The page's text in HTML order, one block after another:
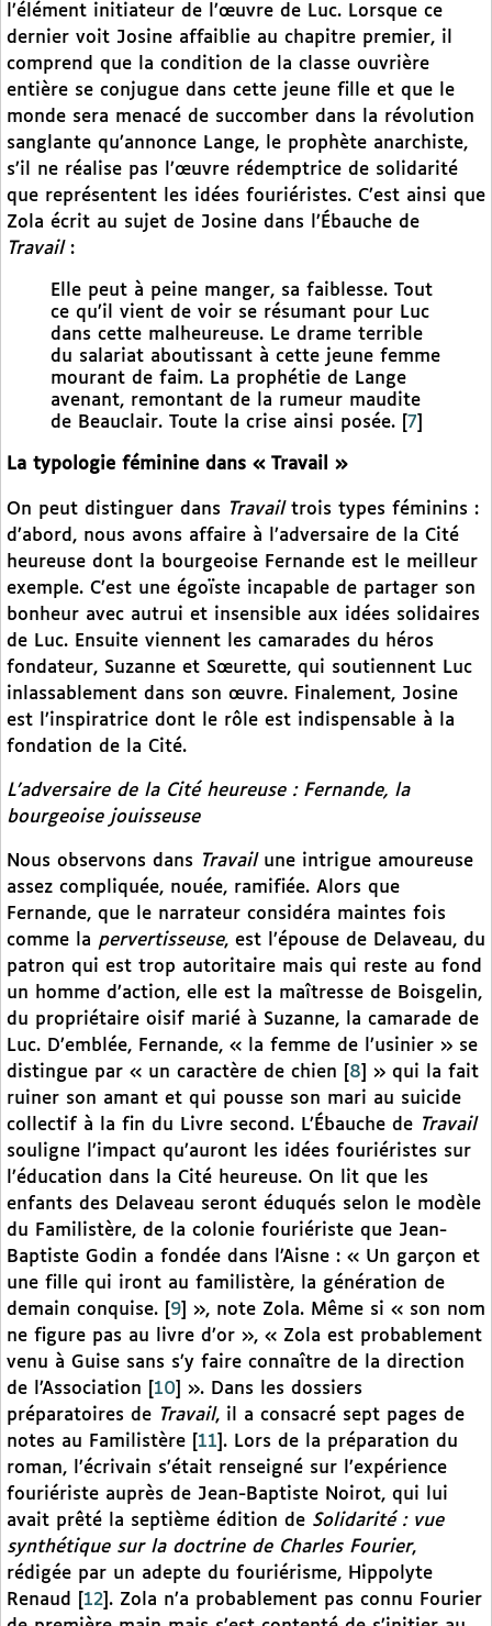
l’élément initiateur de l’œuvre de Luc. Lorsque ce
dernier voit Josine affaiblie au chapitre premier, il
comprend que la condition de la classe ouvrière
entière se conjugue dans cette jeune fille et que le
monde sera menacé de succomber dans la révolution
sanglante qu’annonce Lange, le prophète anarchiste,
s’il ne réalise pas l’œuvre rédemptrice de solidarité
que représentent les idées fouriéristes. C’est ainsi que
Zola écrit au sujet de Josine dans l’Ébauche de
Travail:
Elle peut à peine manger, sa faiblesse. Tout
ce qu’il vient de voir se résumant pour Luc
dans cette malheureuse. Le drame terrible
du salariat aboutissant à cette jeune femme
mourant de faim. La prophétie de Lange
avenant, remontant de la rumeur maudite
de Beauclair. Toute la crise ainsi posée.
7
La typologie féminine dans « Travail »
On peut distinguer dans Travailtrois types féminins :
d’abord, nous avons affaire à l’adversaire de la Cité
heureuse dont la bourgeoise Fernande est le meilleur
exemple. C’est une égoïste incapable de partager son
bonheur avec autrui et insensible aux idées solidaires
de Luc. Ensuite viennent les camarades du héros
fondateur, Suzanne et Sœurette, qui soutiennent Luc
inlassablement dans son œuvre. Finalement, Josine
est l’inspiratrice dont le rôle est indispensable à la
fondation de la Cité.
L’adversaire de la Cité heureuse : Fernande, la
bourgeoise jouisseuse
Nous observons dans Travailune intrigue amoureuse
assez compliquée, nouée, ramifiée. Alors que
Fernande, que le narrateur considéra maintes fois
comme la pervertisseuse, est l’épouse de Delaveau, du
patron qui est trop autoritaire mais qui reste au fond
un homme d’action, elle est la maîtresse de Boisgelin,
du propriétaire oisif marié à Suzanne, la camarade de
Luc. D’emblée, Fernande, « la femme de l’usinier » se
distingue par « un caractère de chien
8
» qui la fait
ruiner son amant et qui pousse son mari au suicide
collectif à la fin du Livre second. L’Ébauche de Travail
souligne l’impact qu’auront les idées fouriéristes sur
l’éducation dans la Cité heureuse. On lit que les
enfants des Delaveau seront éduqués selon le modèle
du Familistère, de la colonie fouriériste que Jean-
Baptiste Godin a fondée dans l’Aisne : « Un garçon et
une fille qui iront au familistère, la génération de
demain conquise.
9
», note Zola. Même si « son nom
ne figure pas au livre d’or », « Zola est probablement
venu à Guise sans s’y faire connaître de la direction
de l’Association
10
». Dans les dossiers
préparatoires de Travail, il a consacré sept pages de
notes au Familistère
11 . Lors de la préparation du
roman, l’écrivain s’était renseigné sur l’expérience
fouriériste auprès de Jean-Baptiste Noirot, qui lui
avait prêté la septième édition de Solidarité : vue
synthétique sur la doctrine de Charles Fourier,
rédigée par un adepte du fouriérisme, Hippolyte
Renaud
12 . Zola n’a probablement pas connu Fourier